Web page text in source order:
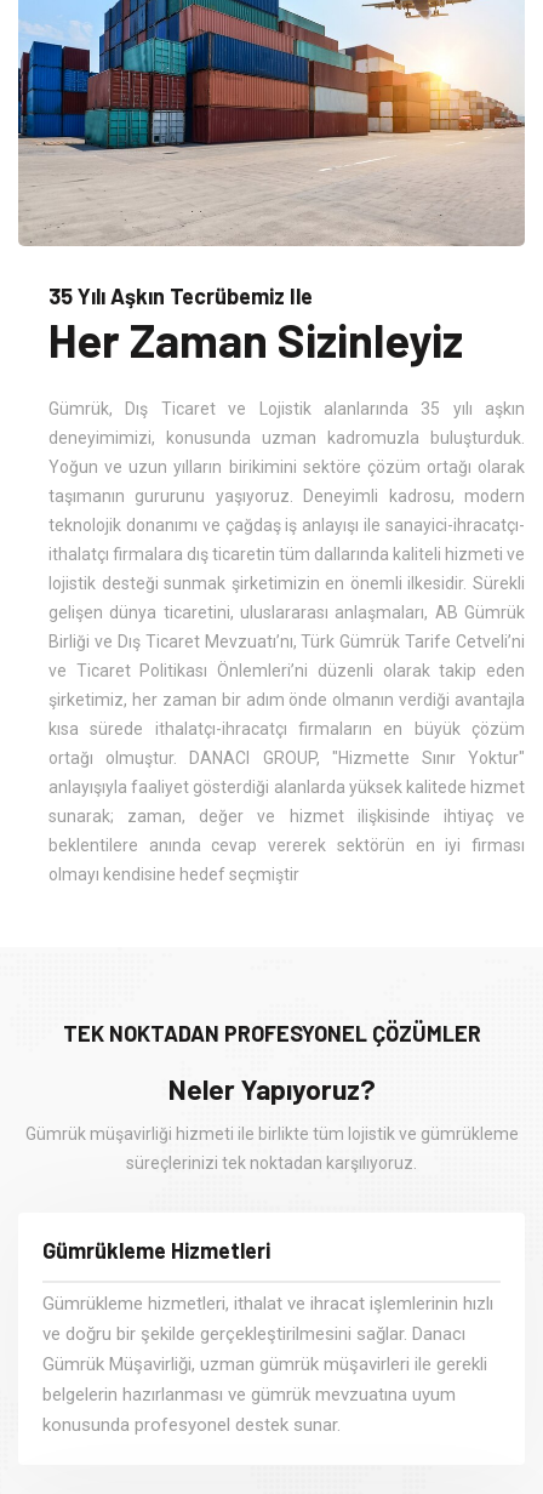
35 Yılı Aşkın Tecrübemiz Ile
Her Zaman Sizinleyiz
Gümrük, Dış Ticaret ve Lojistik alanlarında 35 yılı aşkın
deneyimimizi, konusunda uzman kadromuzla buluşturduk.
Yoğun ve uzun yılların birikimini sektöre çözüm ortağı olarak
taşımanın gururunu yaşıyoruz. Deneyimli kadrosu, modern
teknolojik donanımı ve çağdaş iş anlayışı ile sanayici-ihracatçı-
ithalatçı firmalara dış ticaretin tüm dallarında kaliteli hizmeti ve
lojistik desteği sunmak şirketimizin en önemli ilkesidir. Sürekli
gelişen dünya ticaretini, uluslararası anlaşmaları, AB Gümrük
Birliği ve Dış Ticaret Mevzuatı’nı, Türk Gümrük Tarife Cetveli’ni
ve Ticaret Politikası Önlemleri’ni düzenli olarak takip eden
şirketimiz, her zaman bir adım önde olmanın verdiği avantajla
kısa sürede ithalatçı-ihracatçı firmaların en büyük çözüm
ortağı olmuştur. DANACI GROUP, "Hizmette Sınır Yoktur"
anlayışıyla faaliyet gösterdiği alanlarda yüksek kalitede hizmet
sunarak; zaman, değer ve hizmet ilişkisinde ihtiyaç ve
beklentilere anında cevap vererek sektörün en iyi firması
olmayı kendisine hedef seçmiştir​
TEK NOKTADAN PROFESYONEL ÇÖZÜMLER
Neler Yapıyoruz?
Gümrük müşavirliği hizmeti ile birlikte tüm lojistik ve gümrükleme
süreçlerinizi tek noktadan karşılıyoruz.
Gümrükleme Hizmetleri
Gümrükleme hizmetleri, ithalat ve ihracat işlemlerinin hızlı
ve doğru bir şekilde gerçekleştirilmesini sağlar. Danacı
Gümrük Müşavirliği, uzman gümrük müşavirleri ile gerekli
belgelerin hazırlanması ve gümrük mevzuatına uyum
konusunda profesyonel destek sunar.